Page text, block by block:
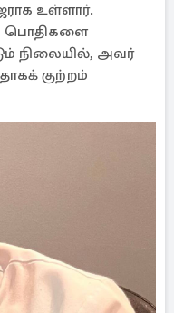
உள்ளார்.
பொதிகளை
நிலையில், அவர்
குற்றம்